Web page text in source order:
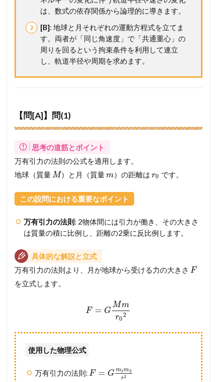
メ
ン
バ
ー
シ
ッ
プ
必
要
は、数式の依存関係から論理的に導きます。
[B]: 地球と月それぞれの運動方程式を立てま
す。両者が「同じ角速度」で「共通重心」の
周りを回るという拘束条件を利用して連立
し、軌道半径や周期を求めます。
【問[A]】問(1)
思考の道筋とポイント
万有引力の法則の公式を適用します。
地球（質量M）と月（質量m）の距離はr0 です。
この設問における重要なポイント
万有引力の法則: 2物体間には引力が働き、その大きさ
は質量の積に比例し、距離の2乗に反比例します。
具体的な解説と立式
万有引力の法則より、月が地球から受ける力の大きさ F
を立式します。
F = G
Mm
r0
2
使用した物理公式
万有引力の法則: F = G m1m2
r2